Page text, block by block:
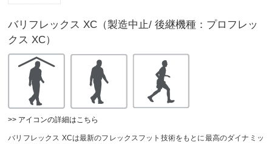
バリフレックス XC（製造中止/ 後継機種：プロフレッ
クス XC）
>> アイコンの詳細はこちら
バリフレックス XCは最新のフレックスフット技術をもとに最高のダイナミッ